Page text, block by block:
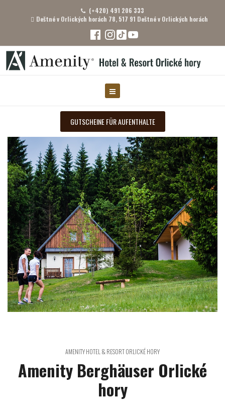
(+420) 491 206 333
Deštné v Orlických horách 78, 517 91 Deštné v Orlických horách
GUTSCHEINE FÜR AUFENTHALTE
AMENITY HOTEL & RESORT ORLICKÉ HORY
Amenity Berghäuser Orlické
hory